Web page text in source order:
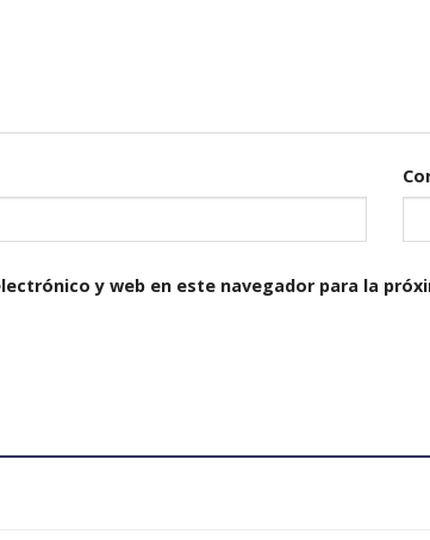
y web en este navegador para la